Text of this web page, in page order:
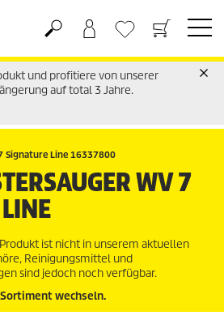
und profitiere von unserer
auf total 3 Jahre.
Signature Line 16337800
WV 7
ist nicht in unserem aktuellen
Reinigungsmittel und
sind jedoch noch verfügbar.
wechseln.